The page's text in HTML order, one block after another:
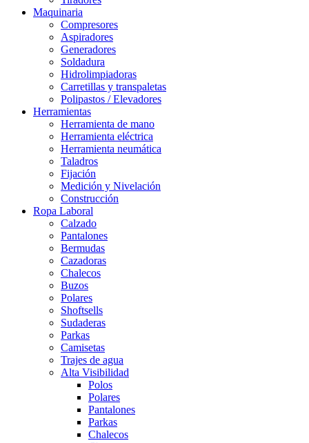
Maquinaria
Compresores
Aspiradores
Generadores
Soldadura
Hidrolimpiadoras
Carretillas y transpaletas
Polipastos / Elevadores
Herramientas
Herramienta de mano
Herramienta eléctrica
Herramienta neumática
Taladros
Fijación
Medición y Nivelación
Construcción
Ropa Laboral
Calzado
Pantalones
Bermudas
Cazadoras
Chalecos
Buzos
Polares
Shoftsells
Sudaderas
Parkas
Camisetas
Trajes de agua
Alta Visibilidad
Polos
Polares
Pantalones
Parkas
Chalecos